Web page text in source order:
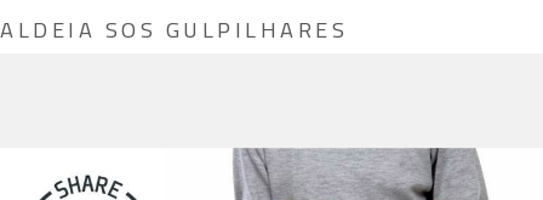
ALDEIA SOS GULPILHARES